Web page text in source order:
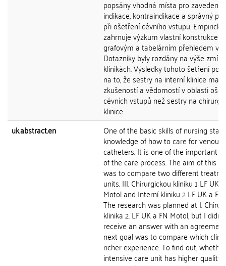
popsány vhodná místa pro zavedení,
indikace, kontraindikace a správný
při ošetření cévního vstupu.
zahrnuje výzkum vlastní konstrukce s
grafovým a tabelárním přehledem
Dotazníky byly rozdány na výše
klinikách. Výsledky tohoto šetření
na to, že sestry na interní klinice mají
zkušeností a vědomostí v oblasti
cévních vstupů než sestry na
klinice.
uk.abstract.en
One of the basic skills of nursing
knowledge of how to care for venous
catheters. It is one of the important
of the care process. The aim of this
was to compare two different
units. III. Chirurgickou kliniku 1 LF UK
Motol and Interní kliniku 2 LF UK a
The research was planned at I.
klinika 2. LF UK a FN Motol, but I didn't
receive an answer with an
next goal was to compare which
richer experience. To find out,
intensive care unit has higher quality